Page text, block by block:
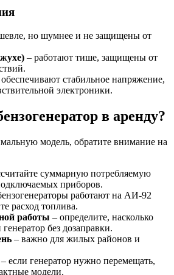
но шумнее и не защищены от
– работают тише, защищены от
стабильное напряжение,
электроники.
в аренду?
модель, обратите внимание на
суммарную потребляемую
приборов.
работают на АИ-92
расход топлива.
работы – определите, насколько
без дозаправки.
– важно для жилых районов и
– если генератор нужно перемещать,
модели.